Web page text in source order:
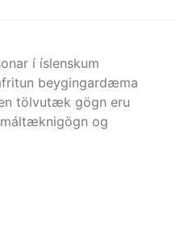
í íslenskum
beygingardæma
tölvutæk gögn eru
og